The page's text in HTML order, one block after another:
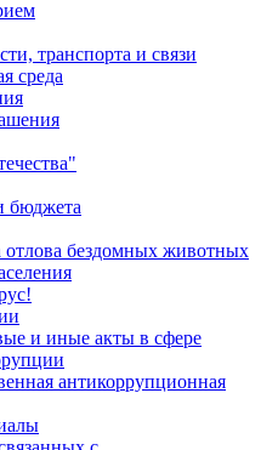
транспорта и связи
среда
бюджета
отлова бездомных животных
и иные акты в сфере
антикоррупционная